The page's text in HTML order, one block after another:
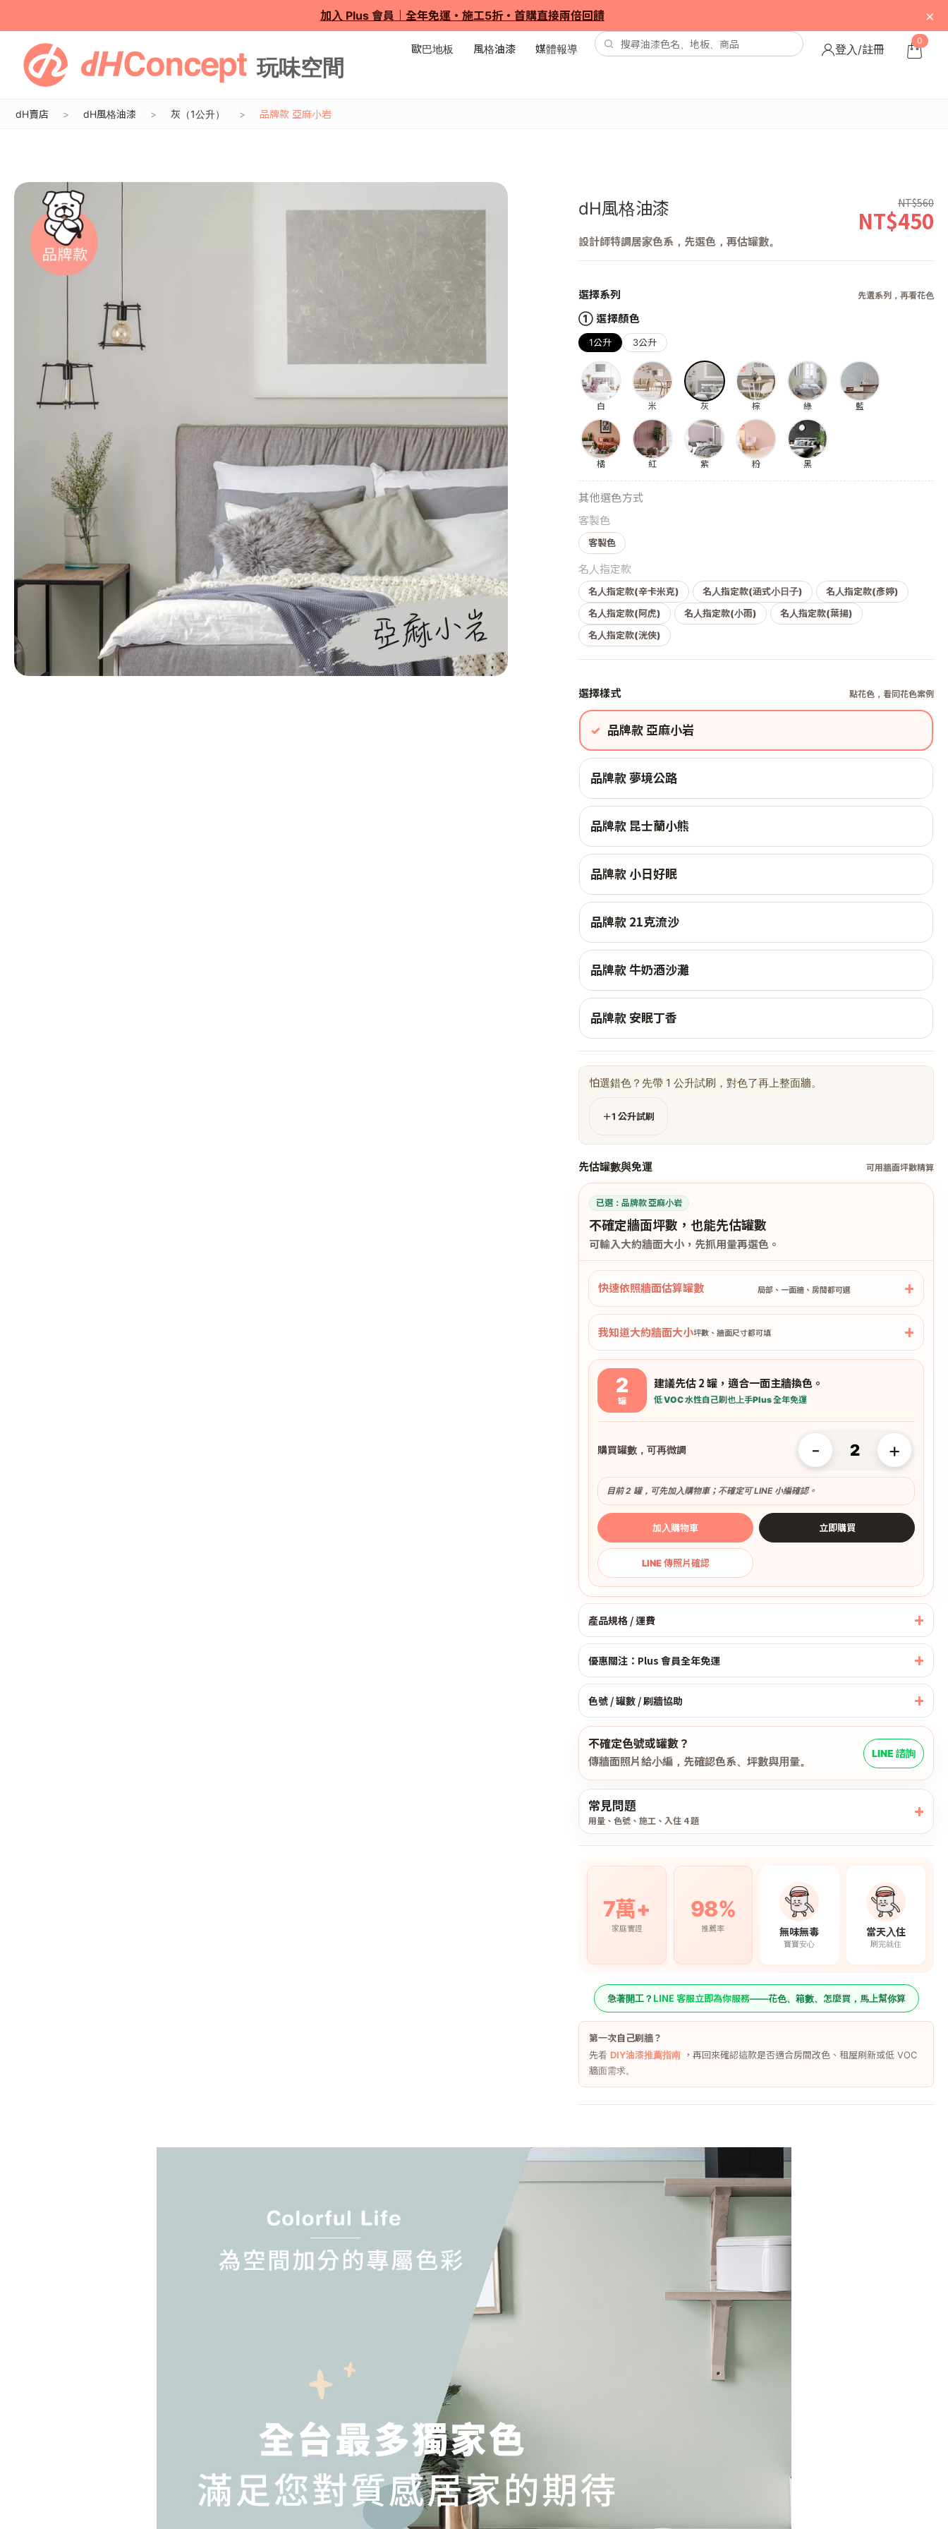
加入 Plus 會員｜全年免運・施工5折・首購直接兩倍回饋 ×
歐巴地板 風格油漆 媒體報導 登入/註冊
0
dH賣店 dH風格油漆 灰（1公升） 品牌款 亞麻小岩
dH風格油漆
設計師特調居家色系，先選色，再估罐數。
NT$560
NT$450
選擇系列 先選系列，再看花色
① 選擇顏色
1公升 3公升
白 米 灰 棕 綠 藍
橘 紅 紫 粉 黑
其他選色方式
客製色
客製色
名人指定款
名人指定款(辛卡米克) 名人指定款(涵式小日子)
名人指定款(彥婷)
名人指定款(阿虎)
名人指定款(小雨)
名人指定款(葉揚)
名人指定款(洸俠)
選擇樣式 點花色，看同花色案例
品牌款 亞麻小岩
品牌款 夢境公路
品牌款 昆士蘭小熊
品牌款 小日好眠
品牌款 21克流沙
品牌款 牛奶酒沙灘
品牌款 安眠丁香
怕選錯色？先帶 1 公升試刷，對色了再上整面牆。
＋1 公升試刷
先估罐數與免運 可用牆面坪數精算
已選：品牌款 亞麻小岩
不確定牆面坪數，也能先估罐數
可輸入大約牆面大小，先抓用量再選色。
快速依照牆面估算罐數 局部、一面牆、房間都可選
我知道大約牆面大小坪數、牆面尺寸都可填
2
罐
建議先估 2 罐，適合一面主牆換色。
低 VOC 水性自己刷也上手Plus 全年免運
購買罐數，可再微調 - +
目前 2 罐，可先加入購物車；不確定可 LINE 小編確認。
加入購物車 立即購買
LINE 傳照片確認
產品規格 / 運費
優惠關注：Plus 會員全年免運
色號 / 罐數 / 刷牆協助
不確定色號或罐數？
傳牆面照片給小編，先確認色系、坪數與用量。
LINE 諮詢
常見問題
用量、色號、施工、入住 4 題
7萬+
家庭實證
98%
推薦率 無味無毒
寶寶安心
當天入住
刷完就住
急著開工？ LINE 客服立即為你服務——花色、箱數、怎麼買，馬上幫你算
第一次自己刷牆？
先看DIY油漆推薦指南 ，再回來確認這款是否適合房間改色、租屋刷新或低 VOC
牆面需求。
450